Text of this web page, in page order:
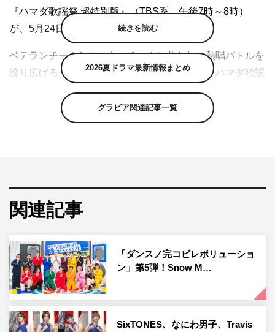
『ハマダ歌謡祭 超特別版』（TBS系 午後7時～8時）
が、5月24日（金）に放送される。
ベテランチームとルーキーチームに分かれ、熱唱バトルを
繰り広げる『ハマダ歌謡祭』。今回は「出張！ハマダ歌謡
撃する新企画を届ける。
員したSixTONES。その東京ドーム公演のライブに、浜田
雅功がハマダ歌謡祭軍団の山里亮太（南海キャンディー
ズ）、アンミカ、せいや（霜降り明星）、野呂佳代、おじ
隠せぬSixTONESに対し、会場にいた5万5000人の
SixTONESファンは大熱狂。
続きを読む
2026夏ドラマ最新情報まとめ
グラビア関連記事一覧
関連記事
「ダンスノ完コピレボリューショ
ン」第5弾！Snow M…
SixTONES、なにわ男子、Travis